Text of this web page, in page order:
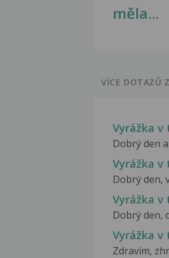
měla...
VÍCE DOTAZŮ Z
Vyrážka v
Dobrý den
Vyrážka v
Dobrý den,
Vyrážka v
Dobrý den,
Vyrážka v
Zdravím,